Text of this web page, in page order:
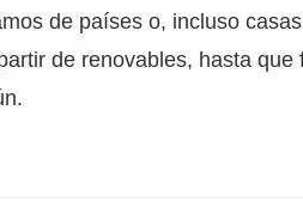
de países o, incluso
de renovables, hasta que